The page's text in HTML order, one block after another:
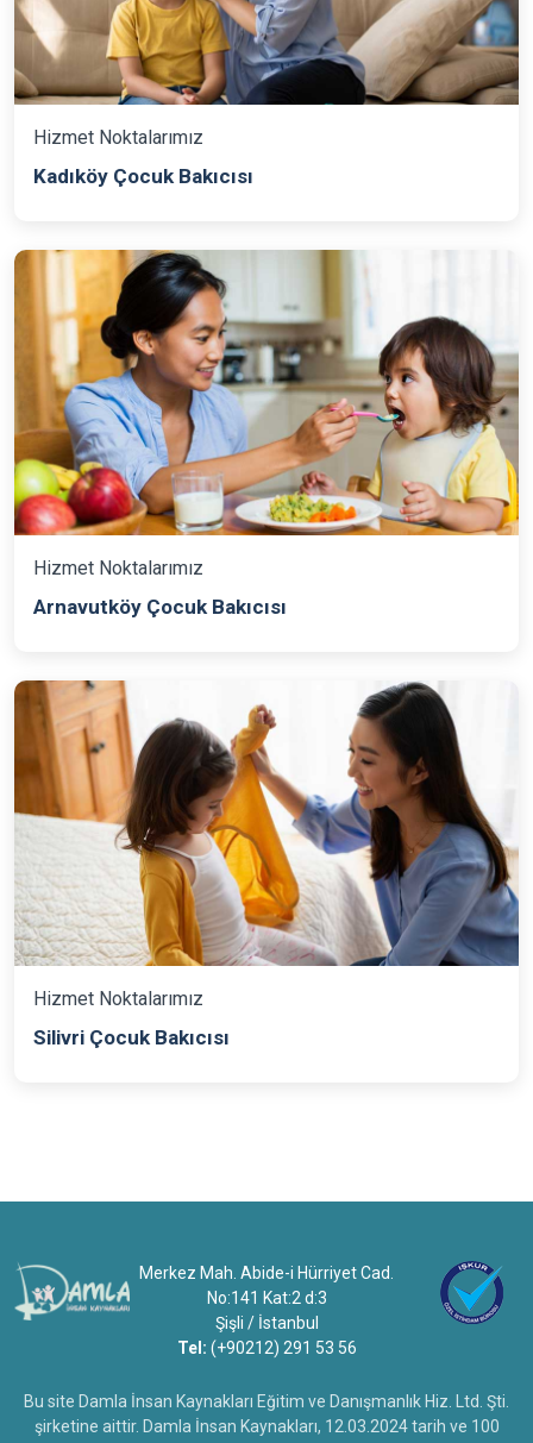
Hizmet Noktalarımız
Kadıköy Çocuk Bakıcısı
Hizmet Noktalarımız
Arnavutköy Çocuk Bakıcısı
Hizmet Noktalarımız
Silivri Çocuk Bakıcısı
Merkez Mah. Abide-i Hürriyet Cad.
No:141 Kat:2 d:3
Şişli / İstanbul
Tel: (+90212) 291 53 56
Bu site Damla İnsan Kaynakları Eğitim ve Danışmanlık Hiz. Ltd. Şti.
şirketine aittir. Damla İnsan Kaynakları, 12.03.2024 tarih ve 100